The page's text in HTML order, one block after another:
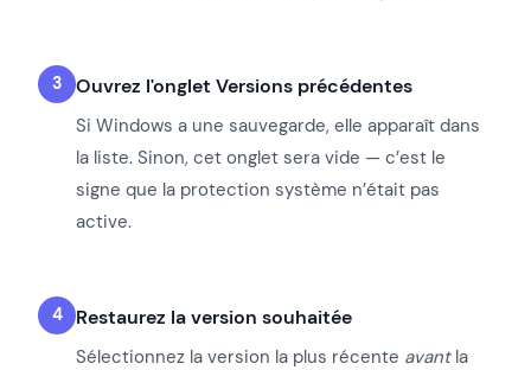
Ouvrez l'onglet Versions précédentes
Si Windows a une sauvegarde, elle apparaît dans
la liste. Sinon, cet onglet sera vide — c’est le
signe que la protection système n’était pas
active.
Restaurez la version souhaitée
Sélectionnez la version la plus récente avantla